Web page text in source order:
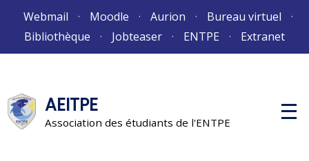
Webmail Moodle Aurion
Bureau virtuel
Bibliothèque
Jobteaser ENTPE Extranet
AEITPE
Association des étudiants de l'ENTPE
M
e